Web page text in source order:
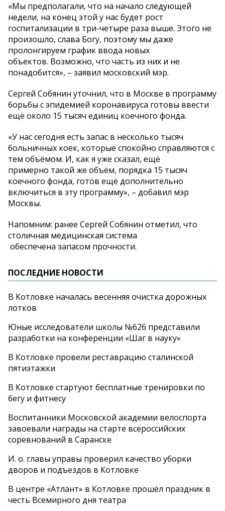
«Мы предполагали, что на начало следующей
недели, на конец этой у нас будет рост
госпитализации в три-четыре раза выше. Этого не
произошло, слава Богу, поэтому мы даже
пролонгируем график ввода новых
объектов. Возможно, что часть из них и не
понадобится», – заявил московский мэр.
Сергей Собянин уточнил, что в Москве в программу
борьбы с эпидемией коронавируса готовы ввести
ещё около 15 тысяч единиц коечного фонда.
«У нас сегодня есть запас в несколько тысяч
больничных коек, которые спокойно справляются с
тем объёмом. И, как я уже сказал, ещё
примерно такой же объём, порядка 15 тысяч
коечного фонда, готов ещё дополнительно
включиться в эту программу», – добавил мэр
Москвы.
Напомним: ранее Сергей Собянин отметил, что
столичная медицинская система
обеспечена запасом прочности.
ПОСЛЕДНИЕ НОВОСТИ
В Котловке началась весенняя очистка дорожных
лотков
Юные исследователи школы №626 представили
разработки на конференции «Шаг в науку»
В Котловке провели реставрацию сталинской
пятиэтажки
В Котловке стартуют бесплатные тренировки по
бегу и фитнесу
Воспитанники Московской академии велоспорта
завоевали награды на старте всероссийских
соревнований в Саранске
И. о. главы управы проверил качество уборки
дворов и подъездов в Котловке
В центре «Атлант» в Котловке прошёл праздник в
честь Всемирного дня театра